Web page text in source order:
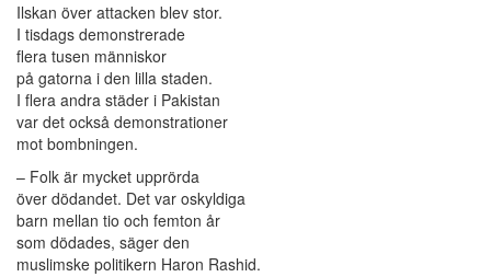
Ilskan över attacken blev stor.
I tisdags demonstrerade
flera tusen människor
på gatorna i den lilla staden.
I flera andra städer i Pakistan
var det också demonstrationer
mot bombningen.
– Folk är mycket upprörda
över dödandet. Det var oskyldiga
barn mellan tio och femton år
som dödades, säger den
muslimske politikern Haron Rashid.